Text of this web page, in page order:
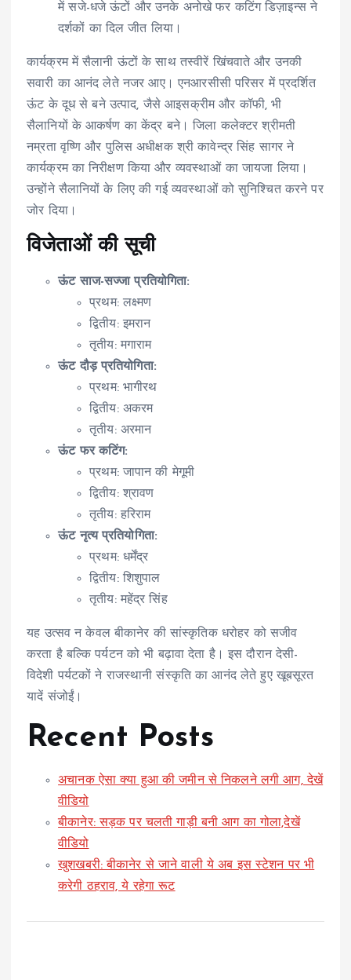
में सजे-धजे ऊंटों और उनके अनोखे फर कटिंग डिज़ाइन्स ने
दर्शकों का दिल जीत लिया।
कार्यक्रम में सैलानी ऊंटों के साथ तस्वीरें खिंचवाते और उनकी
सवारी का आनंद लेते नजर आए। एनआरसीसी परिसर में प्रदर्शित
ऊंट के दूध से बने उत्पाद, जैसे आइसक्रीम और कॉफी, भी
सैलानियों के आकर्षण का केंद्र बने। जिला कलेक्टर श्रीमती
नम्रता वृष्णि और पुलिस अधीक्षक श्री कावेन्द्र सिंह सागर ने
कार्यक्रम का निरीक्षण किया और व्यवस्थाओं का जायजा लिया।
उन्होंने सैलानियों के लिए की गई व्यवस्थाओं को सुनिश्चित करने पर
जोर दिया।
विजेताओं की सूची
ऊंट साज-सज्जा प्रतियोगिता:
प्रथम: लक्ष्मण
द्वितीय: इमरान
तृतीय: मगाराम
ऊंट दौड़ प्रतियोगिता:
प्रथम: भागीरथ
द्वितीय: अकरम
तृतीय: अरमान
ऊंट फर कटिंग:
प्रथम: जापान की मेगूमी
द्वितीय: श्रावण
तृतीय: हरिराम
ऊंट नृत्य प्रतियोगिता:
प्रथम: धर्मेंद्र
द्वितीय: शिशुपाल
तृतीय: महेंद्र सिंह
यह उत्सव न केवल बीकानेर की सांस्कृतिक धरोहर को सजीव
करता है बल्कि पर्यटन को भी बढ़ावा देता है। इस दौरान देसी-
विदेशी पर्यटकों ने राजस्थानी संस्कृति का आनंद लेते हुए खूबसूरत
यादें संजोईं।
Recent Posts
अचानक ऐसा क्या हुआ की जमीन से निकलने लगी आग, देखें
वीडियो
बीकानेर: सड़क पर चलती गाड़ी बनी आग का गोला,देखें
वीडियो
खुशखबरी: बीकानेर से जाने वाली ये अब इस स्टेशन पर भी
करेगी ठहराव, ये रहेगा रूट